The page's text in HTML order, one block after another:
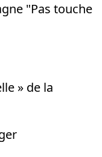
"Pas touche
» de la